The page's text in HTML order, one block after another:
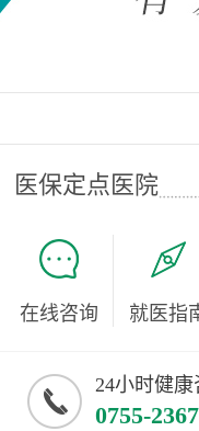
医保定点医院
在线咨询 就医指
24小时健
0755-